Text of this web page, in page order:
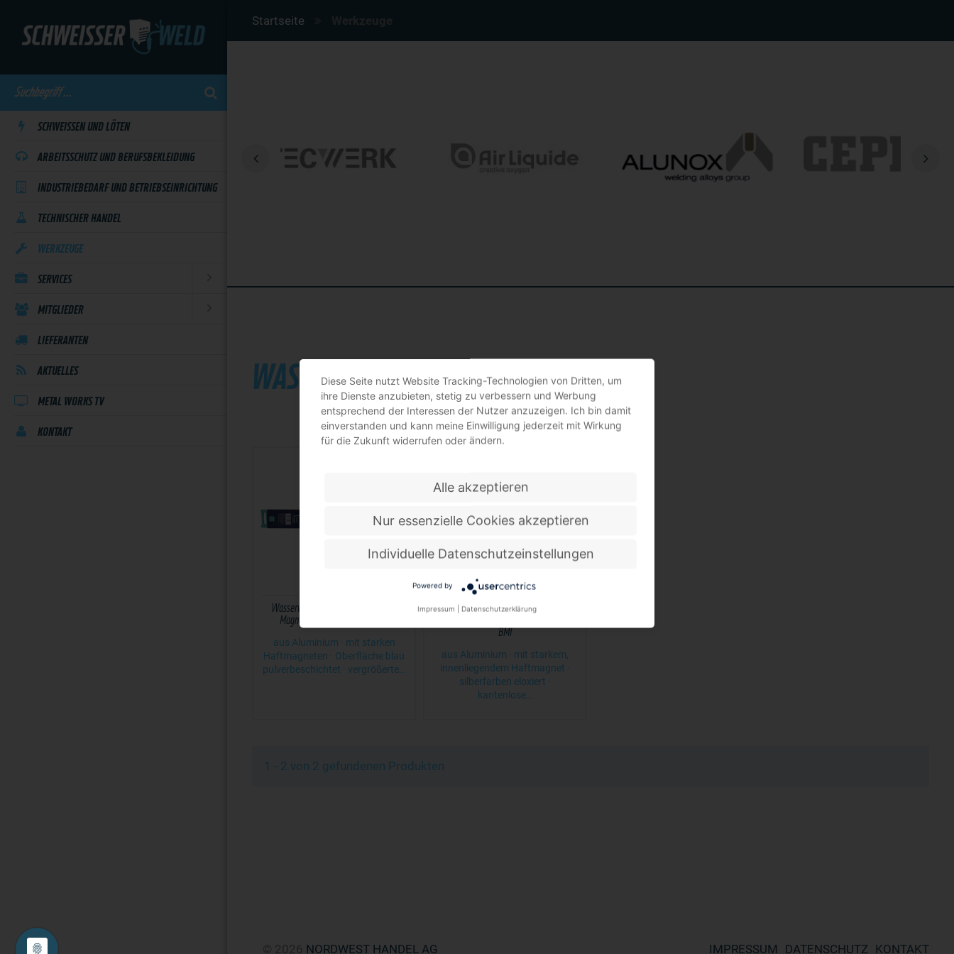
SCHWEISSEN UND LÖTEN
ARBEITSSCHUTZ UND BERUFSBEKLEIDUNG
INDUSTRIEBEDARF UND BETRIEBSEINRICHTUNG
TECHNISCHER HANDEL
WERKZEUGE
SERVICES
MITGLIEDER
LIEFERANTEN
AKTUELLES
METAL WORKS TV
KONTAKT
main
Startseite
WASSERWAAGEN
Wasserwaage Aluminium silber mit
Magnet ± 0,5 mm/m TECWERK
aus Aluminium · mit starken
Haftmagneten · Oberfläche blau
pulverbeschichtet · vergrößerte…
Wasserwaage ULTRASONIC 20 cm
BMI
aus Aluminium · mit starkem,
innenliegendem Haftmagnet ·
silberfarben eloxiert ·
kantenlose…
1 - 2 von 2 gefundenen Produkten
IMPRESSUM DATENSCHUTZ KONTAKT
NORDWEST HANDEL AG
Diese Seite nutzt Website Tracking-Technologien von Dritten, um
ihre Dienste anzubieten, stetig zu verbessern und Werbung
entsprechend der Interessen der Nutzer anzuzeigen. Ich bin damit
einverstanden und kann meine Einwilligung jederzeit mit Wirkung
für die Zukunft widerrufen oder ändern.
Alle akzeptieren
Nur essenzielle Cookies akzeptieren
Individuelle Datenschutzeinstellungen
Powered by
Impressum Datenschutzerklärung